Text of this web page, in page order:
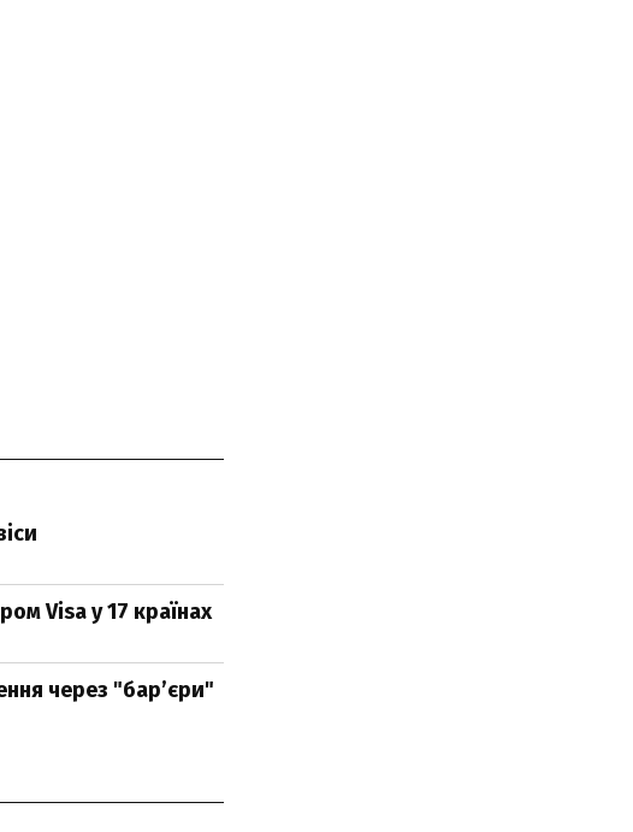
Visa у 17 країнах
через "бар’єри"